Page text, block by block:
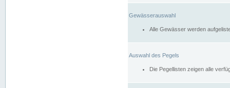
Gewässerauswahl
Alle Gewässer werden
Auswahl des Pegels
Die Pegellisten zeigen alle